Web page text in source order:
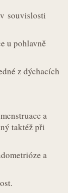
souvislosti
u pohlavně
z dýchacích
a
taktéž při
a